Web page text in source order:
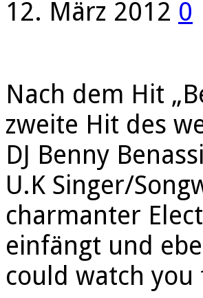
12. März 2012 0
Nach dem Hit
zweite Hit des
DJ Benny
U.K Singer/
charmanter
einfängt und
could watch